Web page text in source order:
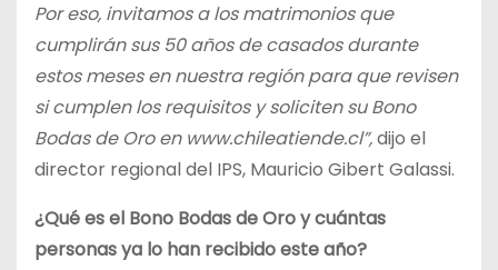
Por eso, invitamos a los matrimonios que
cumplirán sus 50 años de casados durante
estos meses en nuestra región para que revisen
si cumplen los requisitos y soliciten su Bono
Bodas de Oro en www.chileatiende.cl”,dijo el
director regional del IPS, Mauricio Gibert Galassi.
¿Qué es el Bono Bodas de Oro y cuántas
personas ya lo han recibido este año?